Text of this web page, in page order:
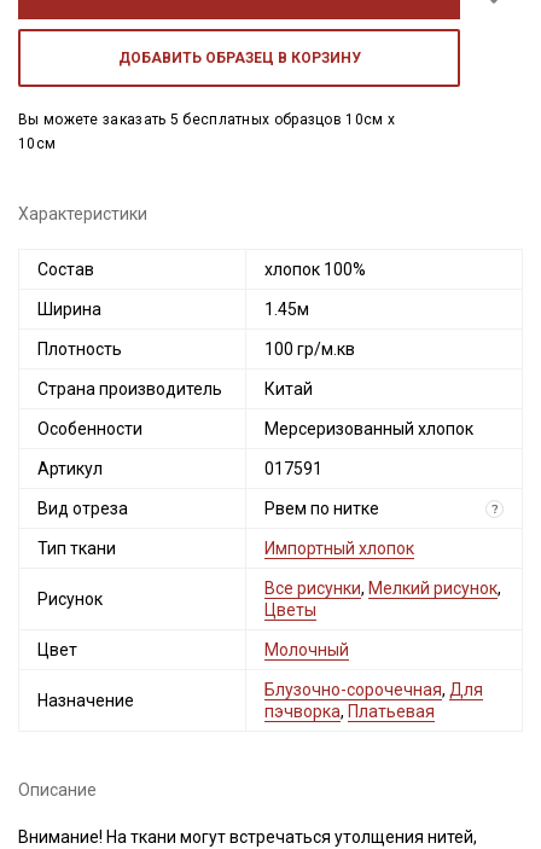
ДОБАВИТЬ ОБРАЗЕЦ В КОРЗИНУ
Вы можете заказать 5 бесплатных образцов 10см x
10см
Характеристики
Состав хлопок 100%
Ширина 1.45м
Плотность 100 гр/м.кв
Страна производитель Китай
Особенности Мерсеризованный хлопок
Артикул 017591
Вид отреза Рвем по нитке ?
Тип ткани Импортный хлопок
Рисунок
Все рисунки, Мелкий рисунок,
Цветы
Цвет Молочный
Назначение
Блузочно-сорочечная, Для
пэчворка, Платьевая
Описание
Внимание! На ткани могут встречаться утолщения нитей,